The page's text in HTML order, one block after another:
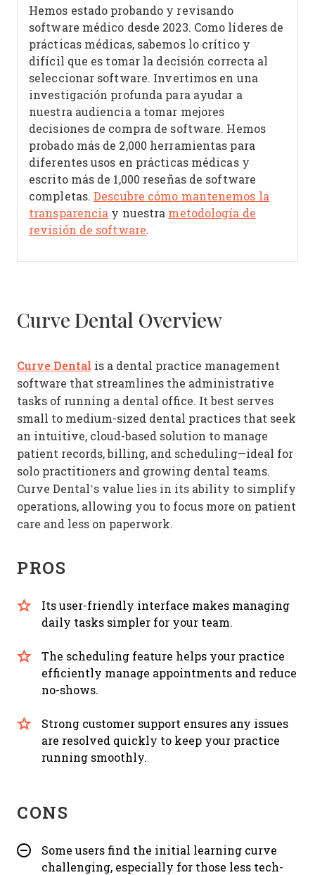
Hemos estado probando y revisando
software médico desde 2023. Como líderes de
prácticas médicas, sabemos lo crítico y
difícil que es tomar la decisión correcta al
seleccionar software. Invertimos en una
investigación profunda para ayudar a
nuestra audiencia a tomar mejores
decisiones de compra de software. Hemos
probado más de 2,000 herramientas para
diferentes usos en prácticas médicas y
escrito más de 1,000 reseñas de software
completas.Descubre cómo mantenemos la
transparencia y nuestra metodología de
revisión de software.
Curve Dental Overview
Curve Dental is a dental practice management
software that streamlines the administrative
tasks of running a dental office. It best serves
small to medium-sized dental practices that seek
an intuitive, cloud-based solution to manage
patient records, billing, and scheduling—ideal for
solo practitioners and growing dental teams.
Curve Dental’s value lies in its ability to simplify
operations, allowing you to focus more on patient
care and less on paperwork.
PROS
Its user-friendly interface makes managing
daily tasks simpler for your team.
The scheduling feature helps your practice
efficiently manage appointments and reduce
no-shows.
Strong customer support ensures any issues
are resolved quickly to keep your practice
running smoothly.
CONS
Some users find the initial learning curve
challenging, especially for those less tech-